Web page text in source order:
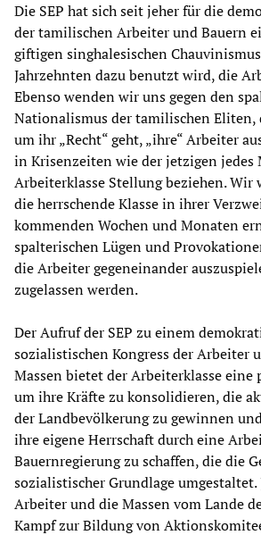
Die SEP hat sich seit jeher für die
der tamilischen Arbeiter und Bauern
giftigen singhalesischen
Jahrzehnten dazu benutzt wird, die
Ebenso wenden wir uns gegen den
Nationalismus der tamilischen Eliten,
um ihr „Recht“ geht, „ihre“ Arbeiter
in Krisenzeiten wie der jetzigen jedes
Arbeiterklasse Stellung beziehen. Wir
die herrschende Klasse in ihrer
kommenden Wochen und Monaten
spalterischen Lügen und
die Arbeiter gegeneinander
zugelassen werden.
Der Aufruf der SEP zu einem
sozialistischen Kongress der Arbeiter
Massen bietet der Arbeiterklasse eine
um ihre Kräfte zu konsolidieren, die
der Landbevölkerung zu gewinnen
ihre eigene Herrschaft durch eine
Bauernregierung zu schaffen, die die
sozialistischer Grundlage umgestaltet.
Arbeiter und die Massen vom Lande
Kampf zur Bildung von